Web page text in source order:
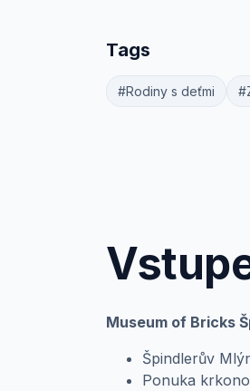
Tags
#Rodiny s deťmi
Museum of Bricks
Špindlerův
Ponuka